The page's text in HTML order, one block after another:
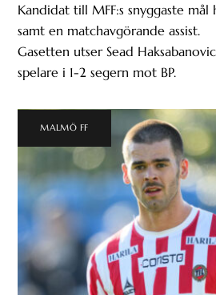
Kandidat till MFF:s snyggaste mål
samt en matchavgörande assist.
Gasetten utser Sead
spelare i 1-2 segern mot BP.
MALMÖ FF